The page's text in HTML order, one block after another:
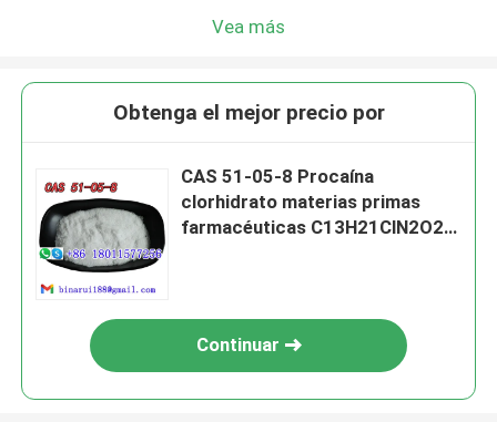
Vea más
Obtenga el mejor precio por
CAS 51-05-8 Procaína
clorhidrato materias primas
farmacéuticas C13H21ClN2O2
Continuar